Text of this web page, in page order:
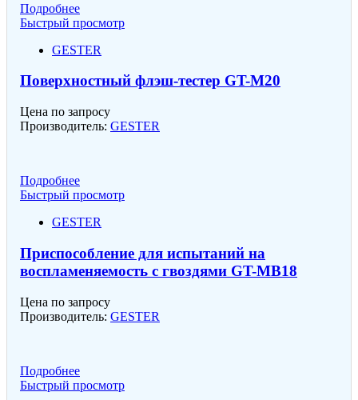
Подробнее
Быстрый просмотр
GESTER
Поверхностный флэш-тестер GT-M20
Цена по запросу
Производитель: GESTER
Подробнее
Быстрый просмотр
GESTER
Приспособление для испытаний на
воспламеняемость с гвоздями GT-MB18
Цена по запросу
Производитель: GESTER
Подробнее
Быстрый просмотр